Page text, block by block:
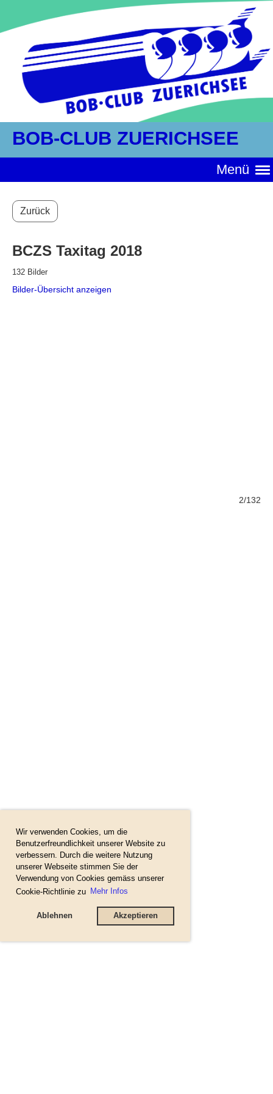
Wir verwenden Cookies, um die
Benutzerfreundlichkeit unserer Website zu
verbessern. Durch die weitere Nutzung
unserer Webseite stimmen Sie der
Verwendung von Cookies gemäss unserer
Cookie-Richtlinie zu Mehr Infos
Ablehnen Akzeptieren
BOB-CLUB ZUERICHSEE
Menü
Zurück
BCZS Taxitag 2018
132 Bilder
Bilder-Übersicht anzeigen
2/132